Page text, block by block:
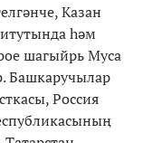
Казан
һәм
шагыйрь Муса
Башкаручылар
Россия